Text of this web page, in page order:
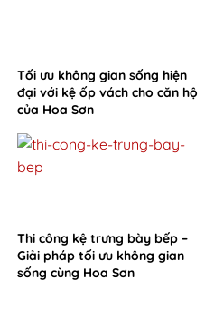
Tối ưu không gian sống hiện
đại với kệ ốp vách cho căn hộ
của Hoa Sơn
Thi công kệ trưng bày bếp –
Giải pháp tối ưu không gian
sống cùng Hoa Sơn